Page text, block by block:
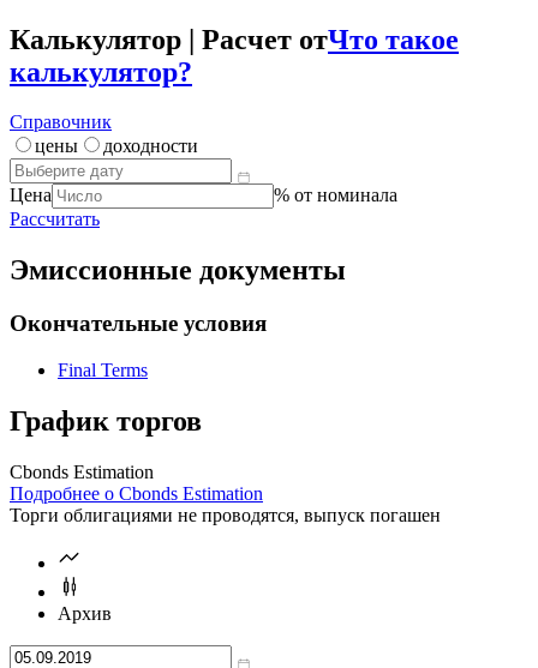
Калькулятор | Расчет отЧто такое
калькулятор?
Справочник
цены
доходности
Цена
% от номинала
Рассчитать
Эмиссионные документы
Окончательные условия
Final Terms
График торгов
Cbonds Estimation
Подробнее о Cbonds Estimation
Торги облигациями не проводятся, выпуск погашен
Архив